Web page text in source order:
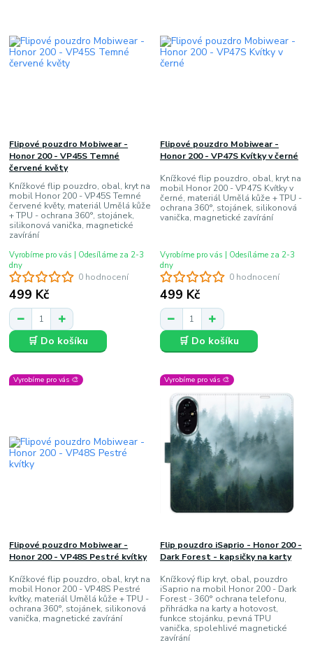
0 hodnocení
Flipové pouzdro Mobiwear -
Honor 200 - VP45S Temné
červené květy
Knížkové flip pouzdro, obal, kryt na
mobil Honor 200 - VP45S Temné
červené květy, materiál Umělá kůže
+ TPU - ochrana 360°, stojánek,
silikonová vanička, magnetické
zavírání
499 Kč
Vyrobíme pro vás | Odesíláme za 2-3
dny
🛒 Do košíku
0 hodnocení
Flipové pouzdro Mobiwear -
Honor 200 - VP47S Kvítky v černé
Knížkové flip pouzdro, obal, kryt na
mobil Honor 200 - VP47S Kvítky v
černé, materiál Umělá kůže + TPU -
ochrana 360°, stojánek, silikonová
vanička, magnetické zavírání
499 Kč
Vyrobíme pro vás | Odesíláme za 2-3
dny
🛒 Do košíku
Vyrobíme pro vás 🎨
Flipové pouzdro Mobiwear -
Honor 200 - VP48S Pestré kvítky
Knížkové flip pouzdro, obal, kryt na
mobil Honor 200 - VP48S Pestré
kvítky, materiál Umělá kůže + TPU -
ochrana 360°, stojánek, silikonová
vanička, magnetické zavírání
Vyrobíme pro vás 🎨
Flip pouzdro iSaprio - Honor 200 -
Dark Forest - kapsičky na karty
Knížkový flip kryt, obal, pouzdro
iSaprio na mobil Honor 200 - Dark
Forest - 360° ochrana telefonu,
přihrádka na karty a hotovost,
funkce stojánku, pevná TPU
vanička, spolehlivé magnetické
zavírání